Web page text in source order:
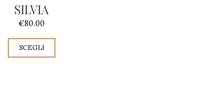
SILVIA
€80.00
SCEGLI